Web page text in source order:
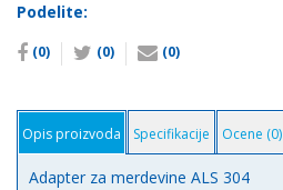
merdevine
AISI304
количина
Podelite:
(0) (0) (0)
Opis proizvoda Specifikacije Ocene (0)
Adapter za merdevine ALS 304